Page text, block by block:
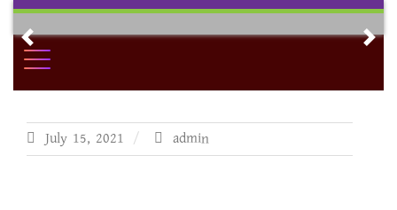
Skip
contentPrevious
July 15, 2021 admin